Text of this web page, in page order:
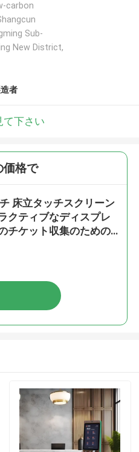
carbon
Sub-
New District,
者
て下さい
価格で
床立タッチスクリーン
クティブなディスプレ
チケット収集のための